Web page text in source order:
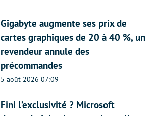
Gigabyte augmente ses prix de
cartes graphiques de 20 à 40 %, un
revendeur annule des
précommandes
5 août 2026 07:09
Fini l’exclusivité ? Microsoft